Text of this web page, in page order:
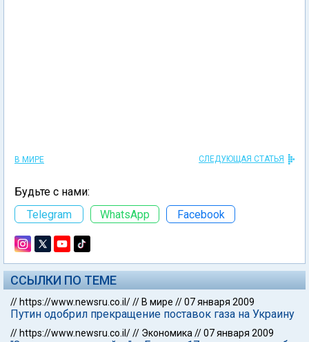
В МИРЕ СЛЕДУЮЩАЯ СТАТЬЯ
Будьте с нами:
Telegram
WhatsApp Facebook
ССЫЛКИ ПО ТЕМЕ
// https://www.newsru.co.il/// В мире //07 января 2009
Путин одобрил прекращение поставок газа на Украину
// https://www.newsru.co.il/// Экономика //07 января 2009